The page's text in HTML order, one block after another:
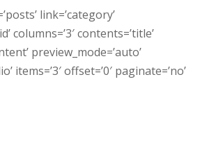
link=’category’
columns=’3′ contents=’title’
preview_mode=’auto’
items=’3′ offset=’0′ paginate=’no’